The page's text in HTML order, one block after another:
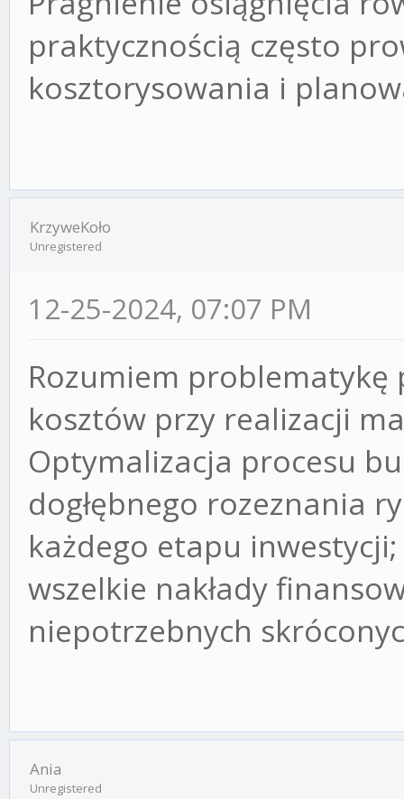
praktycznością często
kosztorysowania i
KrzyweKoło
Unregistered
12-25-2024, 07:07 PM
Rozumiem
kosztów przy realizacji
Optymalizacja procesu
dogłębnego rozeznania
każdego etapu
wszelkie nakłady
niepotrzebnych
Ania
Unregistered